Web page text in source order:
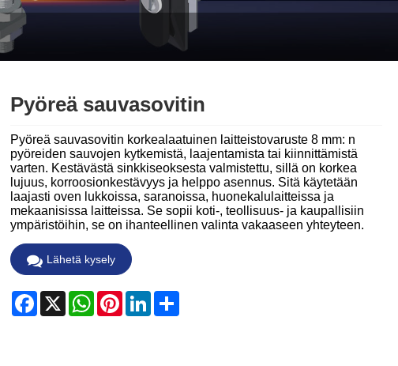
Italiano
한국어
Svenska
magyar
Pyöreä sauvasovitin
Pyöreä sauvasovitin korkealaatuinen laitteistovaruste 8 mm: n
pyöreiden sauvojen kytkemistä, laajentamista tai kiinnittämistä
varten. Kestävästä sinkkiseoksesta valmistettu, sillä on korkea
lujuus, korroosionkestävyys ja helppo asennus. Sitä käytetään
laajasti oven lukkoissa, saranoissa, huonekalulaitteissa ja
mekaanisissa laitteissa. Se sopii koti-, teollisuus- ja kaupallisiin
ympäristöihin, se on ihanteellinen valinta vakaaseen yhteyteen.
Lähetä kysely
Facebook
X WhatsApp
PinterestLinkedInShare